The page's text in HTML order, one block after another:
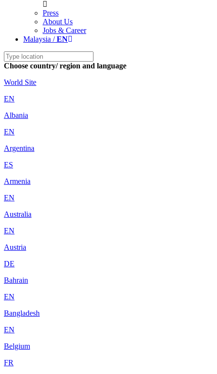
Press
About Us
Jobs & Career
Malaysia /EN
Choose country/ region and language
World Site
EN
Albania
EN
Argentina
ES
Armenia
EN
Australia
EN
Austria
DE
Bahrain
EN
Bangladesh
EN
Belgium
FR